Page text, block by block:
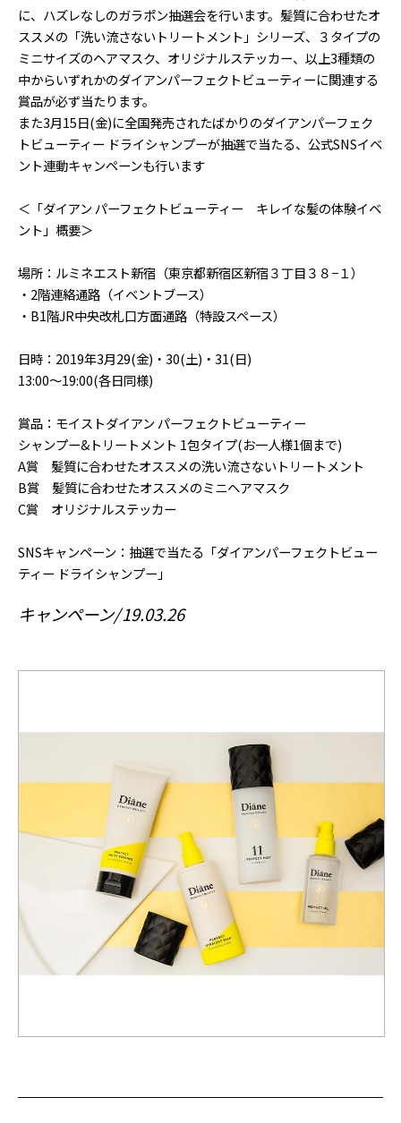
に、ハズレなしのガラポン抽選会を行います。髪質に合わせたオ
ススメの「洗い流さないトリートメント」シリーズ、３タイプの
ミニサイズのヘアマスク、オリジナルステッカー、以上3種類の
中からいずれかのダイアンパーフェクトビューティーに関連する
賞品が必ず当たります。
また3月15日(金)に全国発売されたばかりのダイアンパーフェク
トビューティー ドライシャンプーが抽選で当たる、公式SNSイベ
ント連動キャンペーンも行います
＜「ダイアン パーフェクトビューティー キレイな髪の体験イベ
ント」概要＞
場所：ルミネエスト新宿（東京都新宿区新宿３丁目３８−１）
・2階連絡通路（イベントブース）
・B1階JR中央改札口方面通路（特設スペース）
日時：2019年3月29(金)・30(土)・31(日)
13:00～19:00(各日同様)
賞品：モイストダイアン パーフェクトビューティー
シャンプー&トリートメント 1包タイプ(お一人様1個まで)
A賞 髪質に合わせたオススメの洗い流さないトリートメント
B賞 髪質に合わせたオススメのミニヘアマスク
C賞 オリジナルステッカー
SNSキャンペーン：抽選で当たる「ダイアンパーフェクトビュー
ティー ドライシャンプー」
キャンペーン 19.03.26